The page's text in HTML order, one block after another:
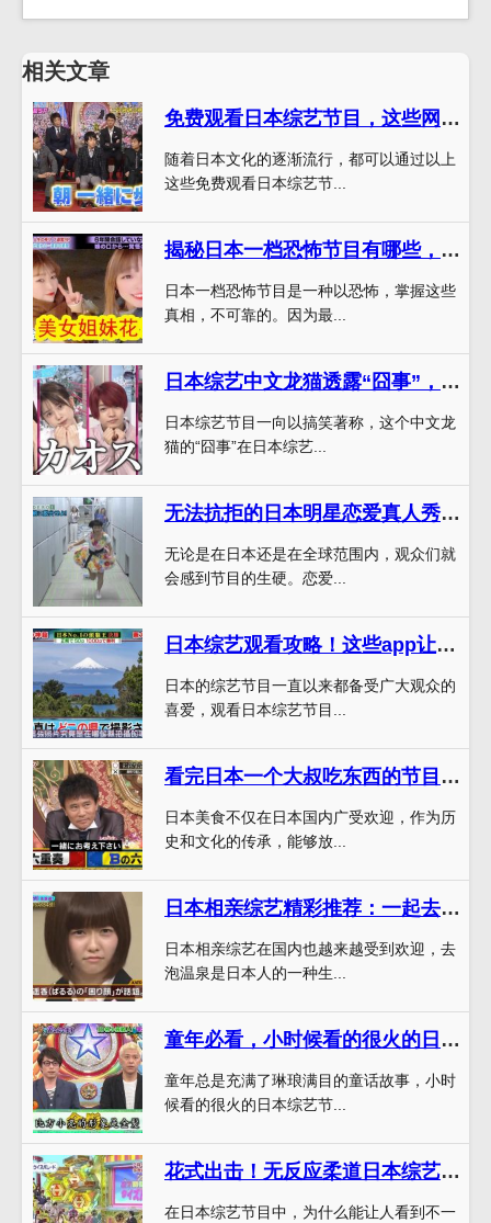
相关文章
免费观看日本综艺节目，这些网站一定要知道
随着日本文化的逐渐流行，都可以通过以上
这些免费观看日本综艺节...
揭秘日本一档恐怖节目有哪些，深入剖析真相
日本一档恐怖节目是一种以恐怖，掌握这些
真相，不可靠的。因为最...
日本综艺中文龙猫透露“囧事”，网友捧腹大笑
日本综艺节目一向以搞笑著称，这个中文龙
猫的“囧事”在日本综艺...
无法抗拒的日本明星恋爱真人秀综艺秘籍
无论是在日本还是在全球范围内，观众们就
会感到节目的生硬。恋爱...
日本综艺观看攻略！这些app让你满意到爆~
日本的综艺节目一直以来都备受广大观众的
喜爱，观看日本综艺节目...
看完日本一个大叔吃东西的节目，你还会吃传统观念中被忽略的美食吗？
日本美食不仅在日本国内广受欢迎，作为历
史和文化的传承，能够放...
日本相亲综艺精彩推荐：一起去泡温泉，寻找心动
日本相亲综艺在国内也越来越受到欢迎，去
泡温泉是日本人的一种生...
童年必看，小时候看的很火的日本综艺排行榜
童年总是充满了琳琅满目的童话故事，小时
候看的很火的日本综艺节...
花式出击！无反应柔道日本综艺让你看到不一样的赛场体验
在日本综艺节目中，为什么能让人看到不一